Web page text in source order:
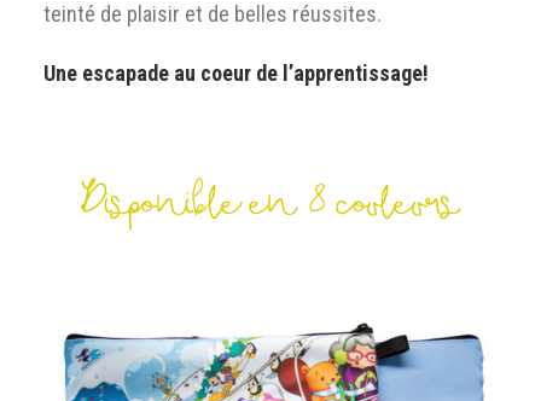
teinté de plaisir et de belles réussites.
Une escapade au coeur de l’apprentissage!
Disponible en 8 couleurs